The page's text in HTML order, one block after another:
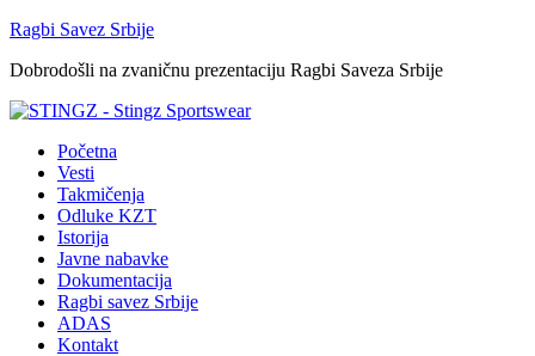
Ragbi Savez Srbije
Dobrodošli na zvaničnu prezentaciju Ragbi Saveza Srbije
Početna
Vesti
Takmičenja
Odluke KZT
Istorija
Javne nabavke
Dokumentacija
Ragbi savez Srbije
ADAS
Kontakt